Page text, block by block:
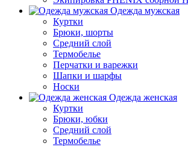
Одежда мужская
Куртки
Брюки, шорты
Средний слой
Термобелье
Перчатки и варежки
Шапки и шарфы
Носки
Одежда женская
Куртки
Брюки, юбки
Средний слой
Термобелье